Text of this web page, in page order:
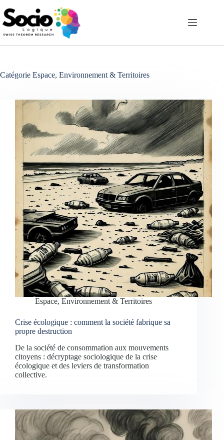
au
contenu
Catégorie Espace, Environnement & Territoires
Espace, Environnement & Territoires
Crise écologique : comment la société fabrique sa
propre destruction
De la société de consommation aux mouvements
citoyens : décryptage sociologique de la crise
écologique et des leviers de transformation
collective.